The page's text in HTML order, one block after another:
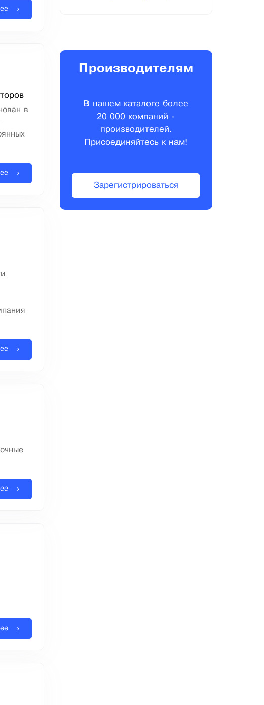
в
Производителям
В нашем каталоге более
20 000 компаний -
производителей.
Присоединяйтесь к нам!
Зарегистрироваться